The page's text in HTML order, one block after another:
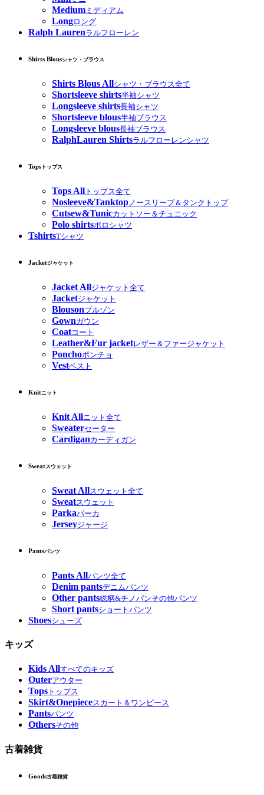
Medium ミディアム
Longロング
Ralph Laurenラルフローレン
Shirts Blousシャツ・ブラウス
Shirts Blous Allシャツ・ブラウス全て
Shortsleeve shirts半袖シャツ
Longsleeve shirts長袖シャツ
Shortsleeve blous半袖ブラウス
Longsleeve blous長袖ブラウス
RalphLauren Shirtsラルフローレンシャツ
Tops トップス
Tops All トップス全て
Nosleeve&Tanktop ノースリーブ＆タンクトップ
Cutsew&Tunicカットソー＆チュニック
Polo shirtsポロシャツ
TshirtsTシャツ
Jacketジャケット
Jacket Allジャケット全て
Jacketジャケット
Blousonブルゾン
Gownガウン
Coatコート
Leather&Fur jacketレザー＆ファージャケット
Ponchoポンチョ
Vestベスト
Knitニット
Knit Allニット全て
Sweaterセーター
Cardiganカーディガン
Sweatスウェット
Sweat Allスウェット全て
Sweatスウェット
Parkaパーカ
Jerseyジャージ
Pantsパンツ
Pants Allパンツ全て
Denim pantsデニムパンツ
Other pants総柄&チノパンその他パンツ
Short pantsショートパンツ
Shoesシューズ
キッズ
Kids Allすべてのキッズ
Outerアウター
Tops トップス
Skirt&Onepieceスカート＆ワンピース
Pantsパンツ
Othersその他
古着雑貨
Goods古着雑貨